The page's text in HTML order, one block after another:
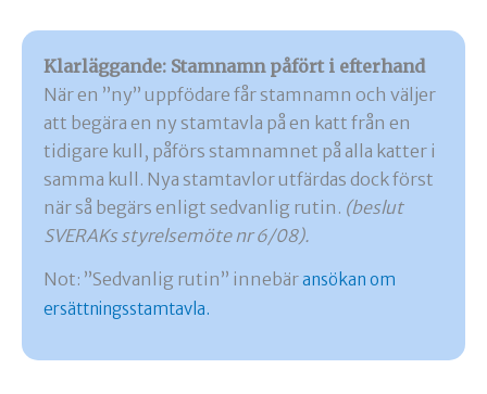
Klarläggande: Stamnamn påfört i efterhand
När en ”ny” uppfödare får stamnamn och väljer
att begära en ny stamtavla på en katt från en
tidigare kull, påförs stamnamnet på alla katter i
samma kull. Nya stamtavlor utfärdas dock först
när så begärs enligt sedvanlig rutin. (beslut
SVERAKs styrelsemöte nr 6/08).
Not: ”Sedvanlig rutin” innebäransökan om
ersättningsstamtavla.